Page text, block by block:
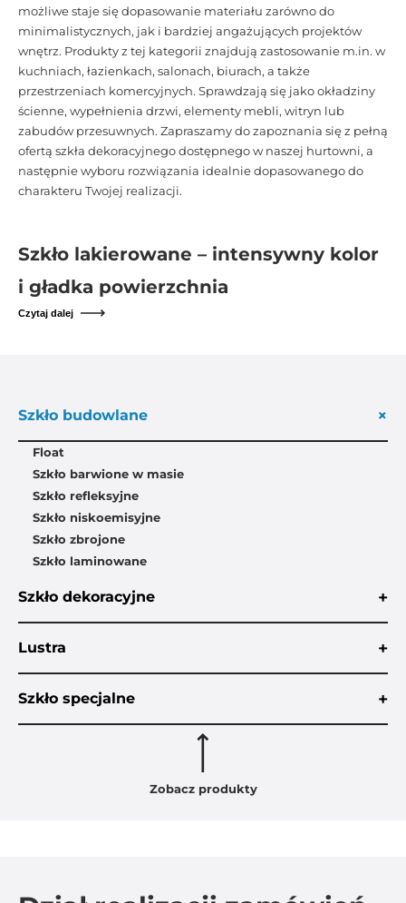
możliwe staje się dopasowanie materiału zarówno do
minimalistycznych, jak i bardziej angażujących projektów
wnętrz. Produkty z tej kategorii znajdują zastosowanie m.in. w
kuchniach, łazienkach, salonach, biurach, a także
przestrzeniach komercyjnych. Sprawdzają się jako okładziny
ścienne, wypełnienia drzwi, elementy mebli, witryn lub
zabudów przesuwnych. Zapraszamy do zapoznania się z pełną
ofertą szkła dekoracyjnego dostępnego w naszej hurtowni, a
następnie wyboru rozwiązania idealnie dopasowanego do
charakteru Twojej realizacji.
Szkło lakierowane – intensywny kolor
i gładka powierzchnia
Czytaj dalej
Szkło budowlane +
Float
Szkło barwione w masie
Szkło refleksyjne
Szkło niskoemisyjne
Szkło zbrojone
Szkło laminowane
Szkło dekoracyjne +
Lustra +
Szkło specjalne +
Zobacz produkty